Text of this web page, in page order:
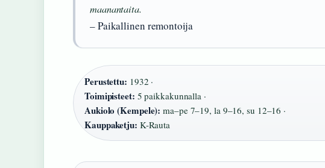
maanantaita.
– Paikallinen remontoija
Perustettu: 1932 ·
Toimipisteet: 5 paikkakunnalla ·
Aukiolo (Kempele): ma–pe 7–19, la 9–16, su 12–16 ·
Kauppaketju: K-Rauta